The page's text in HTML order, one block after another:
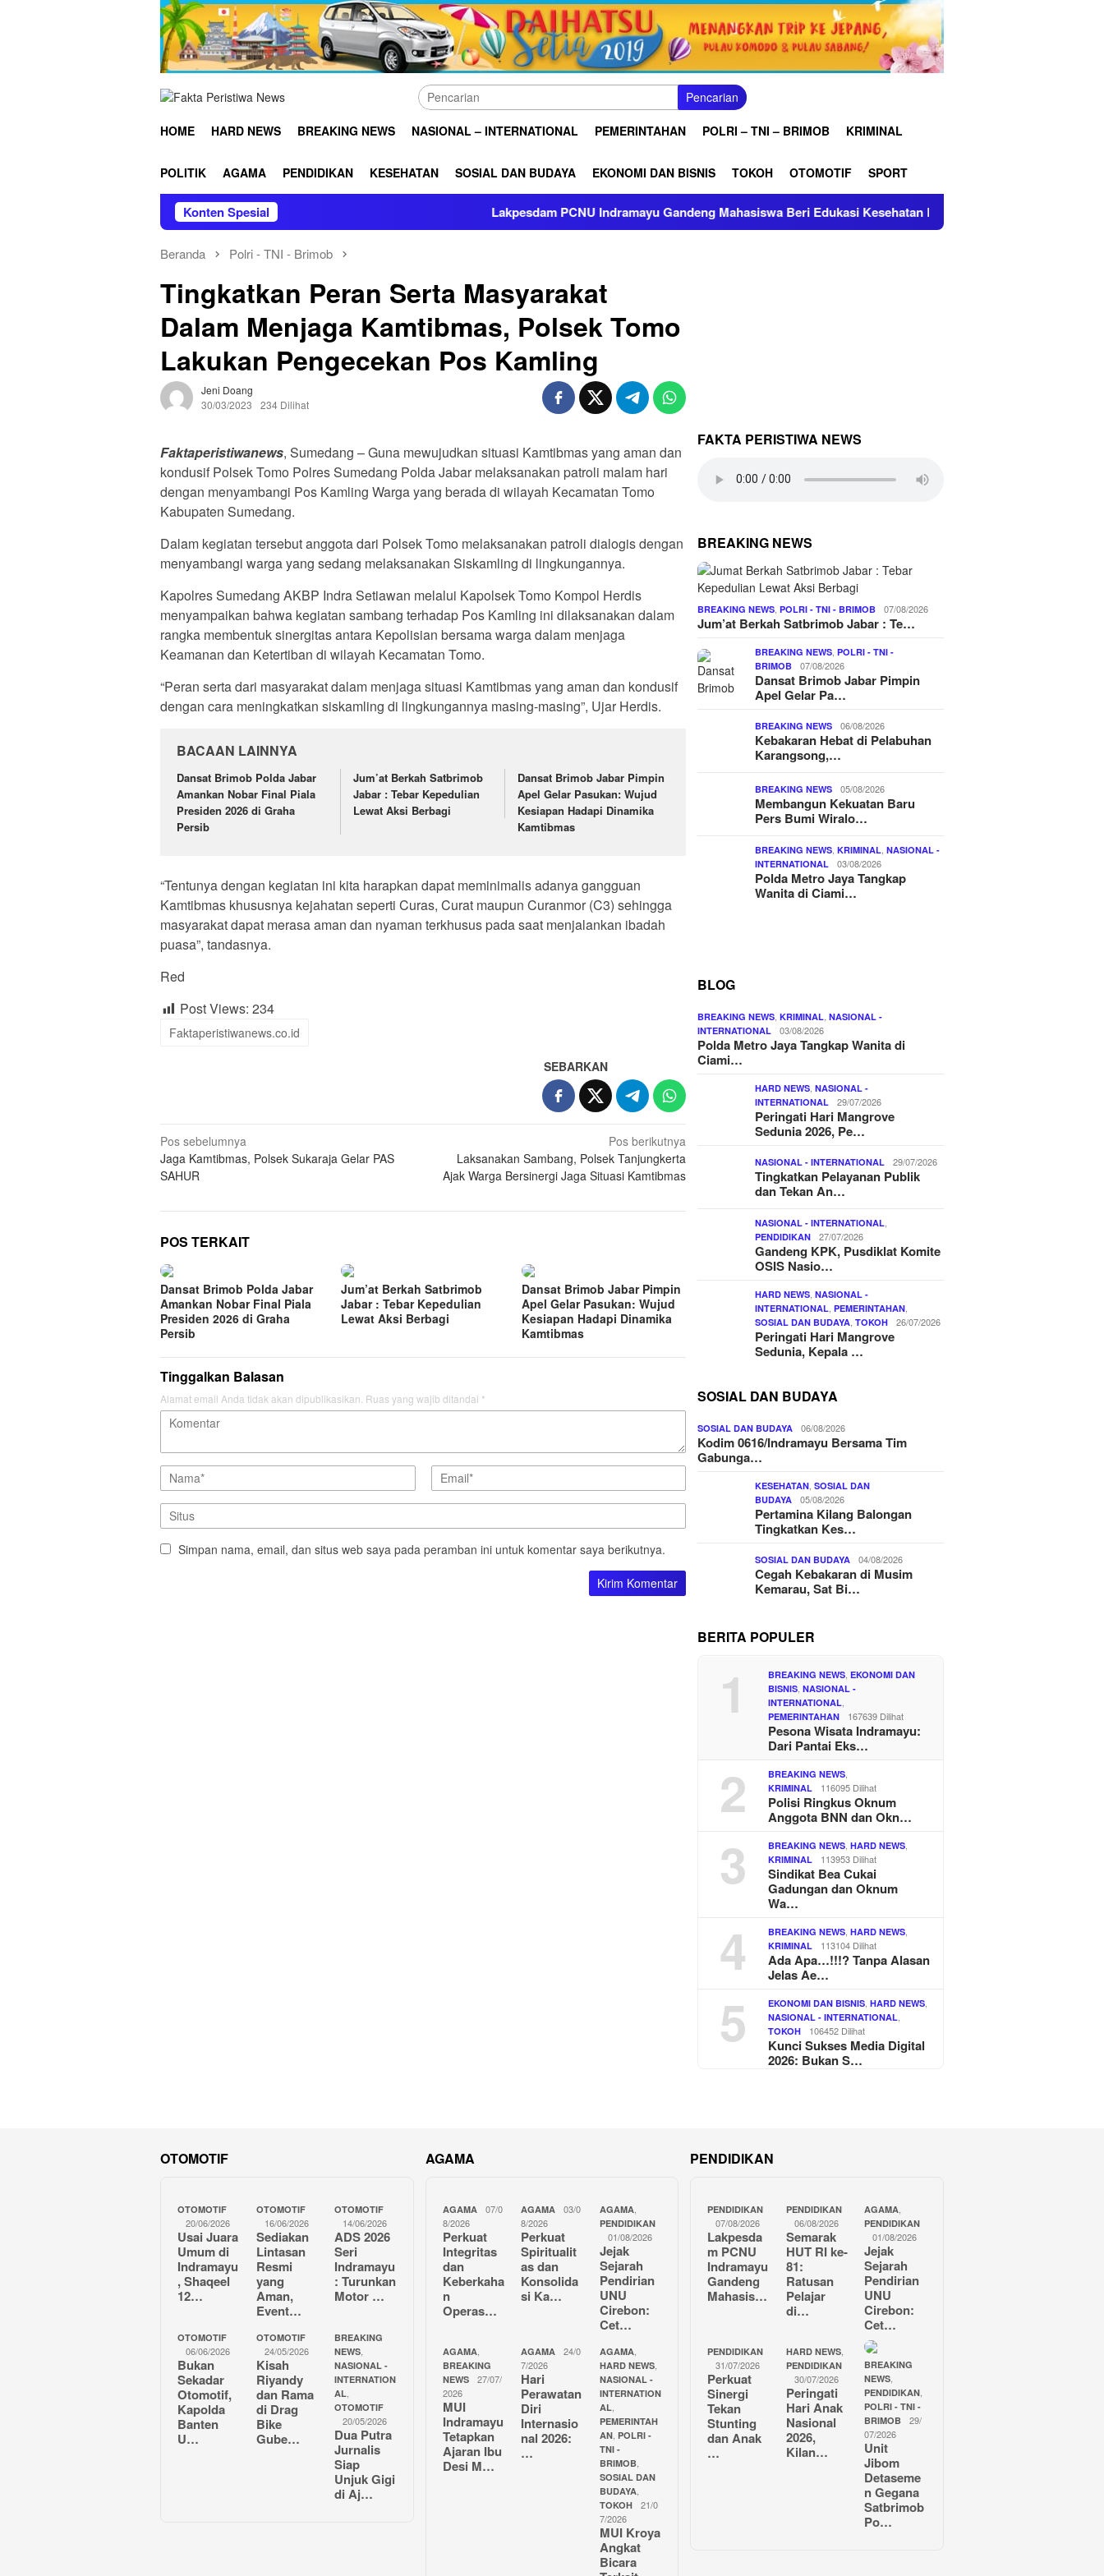
Pencarian
HOME HARD NEWS BREAKING NEWS NASIONAL – INTERNATIONAL PEMERINTAHAN POLRI – TNI – BRIMOB KRIMINAL
POLITIK AGAMA PENDIDIKAN KESEHATAN SOSIAL DAN BUDAYA EKONOMI DAN BISNIS TOKOH OTOMOTIF SPORT
Konten Spesial Lakpesdam PCNU Indramayu Gandeng Mahasiswa Beri Edukasi Kesehatan Reproduksi Remaja
Beranda Polri - TNI - Brimob
Tingkatkan Peran Serta Masyarakat
Dalam Menjaga Kamtibmas, Polsek Tomo
Lakukan Pengecekan Pos Kamling
Jeni Doang
30/03/2023
234 Dilihat
Faktaperistiwanews, Sumedang – Guna mewujudkan situasi Kamtibmas yang aman dan
kondusif Polsek Tomo Polres Sumedang Polda Jabar melaksanakan patroli malam hari
dengan menyambangi Pos Kamling Warga yang berada di wilayah Kecamatan Tomo
Kabupaten Sumedang.
Dalam kegiatan tersebut anggota dari Polsek Tomo melaksanakan patroli dialogis dengan
menyambangi warga yang sedang melaksanakan Siskamling di lingkungannya.
Kapolres Sumedang AKBP Indra Setiawan melalui Kapolsek Tomo Kompol Herdis
menyampaikan bahwa kegiatan sambang terhadap Pos Kamling ini dilaksanakan dalam
rangka membentuk sinergitas antara Kepolisian bersama warga dalam menjaga
Keamanan dan Ketertiban di wilayah Kecamatan Tomo.
“Peran serta dari masyarakat dalam menjaga situasi Kamtibmas yang aman dan kondusif
dengan cara meningkatkan siskamling di lingkungannya masing-masing”, Ujar Herdis.
BACAAN LAINNYA
Dansat Brimob Polda Jabar
Amankan Nobar Final Piala
Presiden 2026 di Graha
Persib
Jum’at Berkah Satbrimob
Jabar : Tebar Kepedulian
Lewat Aksi Berbagi
Dansat Brimob Jabar Pimpin
Apel Gelar Pasukan: Wujud
Kesiapan Hadapi Dinamika
Kamtibmas
“Tentunya dengan kegiatan ini kita harapkan dapat meminimalis adanya gangguan
Kamtibmas khususnya kejahatan seperti Curas, Curat maupun Curanmor (C3) sehingga
masyarakat dapat merasa aman dan nyaman terkhusus pada saat menjalankan ibadah
puasa”, tandasnya.
Red
Post Views: 234
Faktaperistiwanews.co.id
SEBARKAN
Navigasi
pos
Pos sebelumnya
Jaga Kamtibmas, Polsek Sukaraja Gelar PAS
SAHUR
Pos berikutnya
Laksanakan Sambang, Polsek Tanjungkerta
Ajak Warga Bersinergi Jaga Situasi Kamtibmas
POS TERKAIT
Dansat Brimob Polda Jabar
Amankan Nobar Final Piala
Presiden 2026 di Graha
Persib
Jum’at Berkah Satbrimob
Jabar : Tebar Kepedulian
Lewat Aksi Berbagi
Dansat Brimob Jabar Pimpin
Apel Gelar Pasukan: Wujud
Kesiapan Hadapi Dinamika
Kamtibmas
Tinggalkan Balasan
Alamat email Anda tidak akan dipublikasikan. Ruas yang wajib ditandai *
Simpan nama, email, dan situs web saya pada peramban ini untuk komentar saya berikutnya.
FAKTA PERISTIWA NEWS
BREAKING NEWS
BREAKING NEWS ,POLRI - TNI - BRIMOB 07/08/2026
Jum’at Berkah Satbrimob Jabar : Te…
BREAKING NEWS ,POLRI - TNI -
BRIMOB
07/08/2026
Dansat Brimob Jabar Pimpin
Apel Gelar Pa…
BREAKING NEWS 06/08/2026
Kebakaran Hebat di Pelabuhan
Karangsong,…
BREAKING NEWS 05/08/2026
Membangun Kekuatan Baru
Pers Bumi Wiralo…
BREAKING NEWS ,KRIMINAL ,NASIONAL -
INTERNATIONAL
03/08/2026
Polda Metro Jaya Tangkap
Wanita di Ciami…
BLOG
BREAKING NEWS ,KRIMINAL ,NASIONAL -
INTERNATIONAL
03/08/2026
Polda Metro Jaya Tangkap Wanita di
Ciami…
HARD NEWS ,NASIONAL -
INTERNATIONAL
29/07/2026
Peringati Hari Mangrove
Sedunia 2026, Pe…
NASIONAL - INTERNATIONAL 29/07/2026
Tingkatkan Pelayanan Publik
dan Tekan An…
NASIONAL - INTERNATIONAL
PENDIDIKAN 27/07/2026
Gandeng KPK, Pusdiklat Komite
OSIS Nasio…
HARD NEWS ,NASIONAL -
INTERNATIONAL ,PEMERINTAHAN
SOSIAL DAN BUDAYA ,TOKOH 26/07/2026
Peringati Hari Mangrove
Sedunia, Kepala …
SOSIAL DAN BUDAYA
SOSIAL DAN BUDAYA 06/08/2026
Kodim 0616/Indramayu Bersama Tim
Gabunga…
KESEHATAN ,SOSIAL DAN
BUDAYA
05/08/2026
Pertamina Kilang Balongan
Tingkatkan Kes…
SOSIAL DAN BUDAYA 04/08/2026
Cegah Kebakaran di Musim
Kemarau, Sat Bi…
BERITA POPULER
1 BREAKING NEWS ,EKONOMI DAN
BISNIS ,NASIONAL -
INTERNATIONAL
PEMERINTAHAN 167639 Dilihat
Pesona Wisata Indramayu:
Dari Pantai Eks…
2 BREAKING NEWS
KRIMINAL 116095 Dilihat
Polisi Ringkus Oknum
Anggota BNN dan Okn…
3 BREAKING NEWS ,HARD NEWS
KRIMINAL 113953 Dilihat
Sindikat Bea Cukai
Gadungan dan Oknum
Wa…
4 BREAKING NEWS ,HARD NEWS
KRIMINAL 113104 Dilihat
Ada Apa…!!!? Tanpa Alasan
Jelas Ae…
5 EKONOMI DAN BISNIS ,HARD NEWS
NASIONAL - INTERNATIONAL
TOKOH 106452 Dilihat
Kunci Sukses Media Digital
2026: Bukan S…
OTOMOTIF
OTOMOTIF
20/06/2026
Usai Juara
Umum di
Indramayu
, Shaqeel
12…
OTOMOTIF
16/06/2026
Sediakan
Lintasan
Resmi
yang
Aman,
Event…
OTOMOTIF
14/06/2026
ADS 2026
Seri
Indramayu
: Turunkan
Motor …
OTOMOTIF
06/06/2026
Bukan
Sekadar
Otomotif,
Kapolda
Banten
U…
OTOMOTIF
24/05/2026
Kisah
Riyandy
dan Rama
di Drag
Bike
Gube…
BREAKING
NEWS
NASIONAL -
INTERNATION
AL
OTOMOTIF
20/05/2026
Dua Putra
Jurnalis
Siap
Unjuk Gigi
di Aj…
AGAMA
AGAMA
07/0
8/2026
Perkuat
Integritas
dan
Keberkaha
n
Operas…
AGAMA
03/0
8/2026
Perkuat
Spiritualit
as dan
Konsolida
si Ka…
AGAMA,
PENDIDIKAN
01/08/2026
Jejak
Sejarah
Pendirian
UNU
Cirebon:
Cet…
AGAMA,
BREAKING
NEWS
27/07/
2026
MUI
Indramayu
Tetapkan
Ajaran Ibu
Desi M…
AGAMA
24/0
7/2026
Hari
Perawatan
Diri
Internasio
nal 2026:
…
AGAMA,
HARD NEWS,
NASIONAL -
INTERNATION
AL
PEMERINTAH
AN, POLRI -
TNI -
BRIMOB,
SOSIAL DAN
BUDAYA,
TOKOH
21/0
7/2026
MUI Kroya
Angkat
Bicara
PENDIDIKAN
PENDIDIKAN
07/08/2026
Lakpesda
m PCNU
Indramayu
Gandeng
Mahasis…
PENDIDIKAN
06/08/2026
Semarak
HUT RI ke-
81:
Ratusan
Pelajar
di…
AGAMA
PENDIDIKAN
01/08/2026
Jejak
Sejarah
Pendirian
UNU
Cirebon:
Cet…
PENDIDIKAN
31/07/2026
Perkuat
Sinergi
Tekan
Stunting
dan Anak
…
HARD NEWS,
PENDIDIKAN
30/07/2026
Peringati
Hari Anak
Nasional
2026,
Kilan…
BREAKING
NEWS
PENDIDIKAN
POLRI - TNI -
BRIMOB
29/
07/2026
Unit
Jibom
Detaseme
n Gegana
Satbrimob
Po…